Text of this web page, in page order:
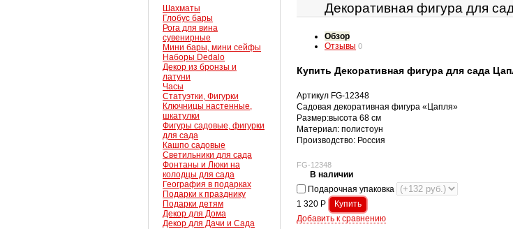
Шахматы
Глобус бары
Рога для вина
сувенирные
Мини бары, мини сейфы
Наборы Dedalo
Декор из бронзы и
латуни
Часы
Статуэтки, Фигурки
Ключницы настенные,
шкатулки
Фигуры садовые, фигурки
для сада
Кашпо садовые
Светильники для сада
Фонтаны и Люки на
колодцы для сада
География в подарках
Подарки к празднику
Подарки детям
Декор для Дома
Декор для Дачи и Сада
Декоративная фигура для
Обзор
Отзывы 0
Купить Декоративная фигура для сада
Артикул FG-12348
Садовая декоративная фигура «Цапля»
Размер:высота 68 см
Материал: полистоун
Производство: Россия
FG-12348
В наличии
Подарочная упаковка
1 320 Р
Добавить к сравнению